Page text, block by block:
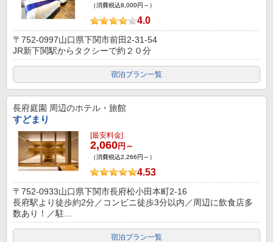
（消費税込8,000円～）
4.0
〒752-0997山口県下関市前田2-31-54
JR新下関駅からタクシーで約２０分
宿泊プラン一覧
長府庭園 周辺のホテル・旅館
すどまり
[最安料金]
2,060円～
（消費税込2,266円～）
4.53
〒752-0933山口県下関市長府松小田本町2-16
長府駅より徒歩約2分／コンビニ徒歩3分以内／周辺に飲食店多
数あり！／駐...
宿泊プラン一覧